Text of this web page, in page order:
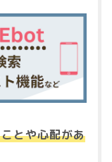
とや心配があ